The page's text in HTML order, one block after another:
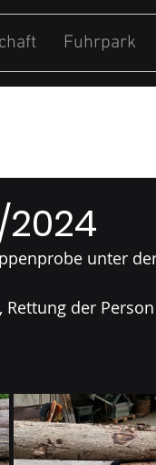
Fuhrpark
unter
der